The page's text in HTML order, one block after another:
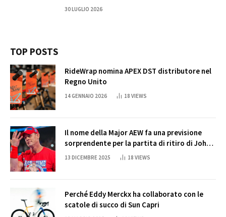
30 LUGLIO 2026
TOP POSTS
RideWrap nomina APEX DST distributore nel
Regno Unito
14 GENNAIO 2026 18 VIEWS
Il nome della Major AEW fa una previsione
sorprendente per la partita di ritiro di John
Cena
13 DICEMBRE 2025 18 VIEWS
Perché Eddy Merckx ha collaborato con le
scatole di succo di Sun Capri